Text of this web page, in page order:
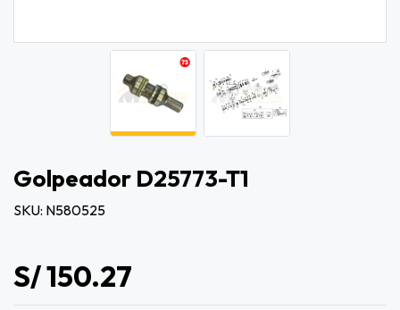
Golpeador D25773-T1
SKU: N580525
S/ 150.27